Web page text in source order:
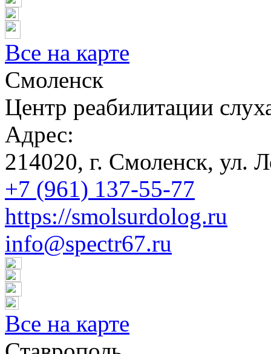
Все на карте
Смоленск
Центр реабилитации
Адрес:
214020, г. Смоленск, ул.
+7 (961) 137-55-77
https://smolsurdolog.ru
info@spectr67.ru
Все на карте